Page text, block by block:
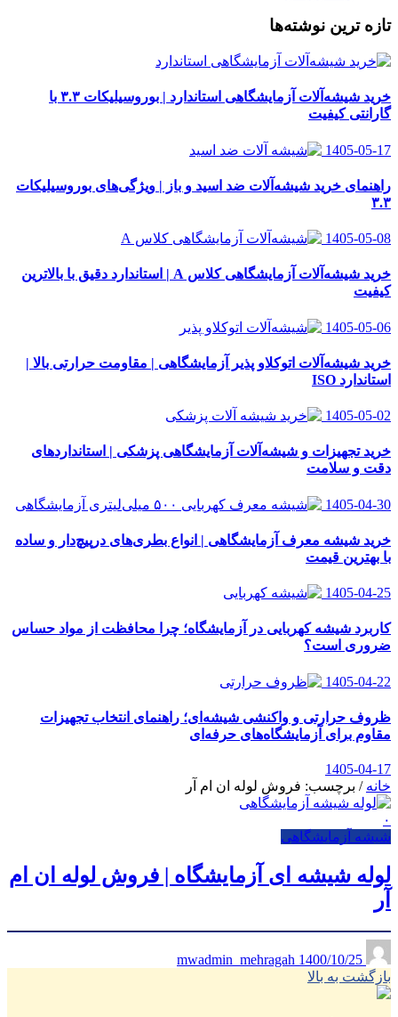
تازه ترین نوشته‌ها
خرید شیشه‌آلات آزمایشگاهی استاندارد | بوروسیلیکات ۳.۳ با
گارانتی کیفیت
1405-05-17
راهنمای خرید شیشه‌آلات ضد اسید و باز | ویژگی‌های بوروسیلیکات
۳.۳
1405-05-08
خرید شیشه‌آلات آزمایشگاهی کلاس A | استاندارد دقیق با بالاترین
کیفیت
1405-05-06
خرید شیشه‌آلات اتوکلاو پذیر آزمایشگاهی | مقاومت حرارتی بالا |
استاندارد ISO
1405-05-02
خرید تجهیزات و شیشه‌آلات آزمایشگاهی پزشکی | استانداردهای
دقت و سلامت
1405-04-30
خرید شیشه معرف آزمایشگاهی | انواع بطری‌های در‌پیچ‌دار و ساده
با بهترین قیمت
1405-04-25
کاربرد شیشه کهربایی در آزمایشگاه؛ چرا محافظت از مواد حساس
ضروری است؟
1405-04-22
ظروف حرارتی و واکنشی شیشه‌ای؛ راهنمای انتخاب تجهیزات
مقاوم برای آزمایشگاه‌های حرفه‌ای
1405-04-17
خانه / برچسب: فروش لوله ان ام آر
۰
شیشه آزمایشگاهی
لوله شیشه ای آزمایشگاه | فروش لوله ان ام
آر
1400/10/25
بازگشت به بالا